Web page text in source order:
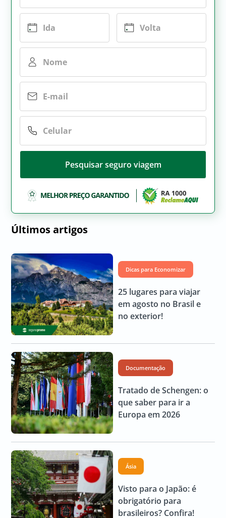
Pesquisar seguro viagem
Últimos artigos
Dicas para Economizar
25 lugares para viajar
em agosto no Brasil e
no exterior!
Documentação
Tratado de Schengen: o
que saber para ir a
Europa em 2026
Ásia
Visto para o Japão: é
obrigatório para
brasileiros? Confira!